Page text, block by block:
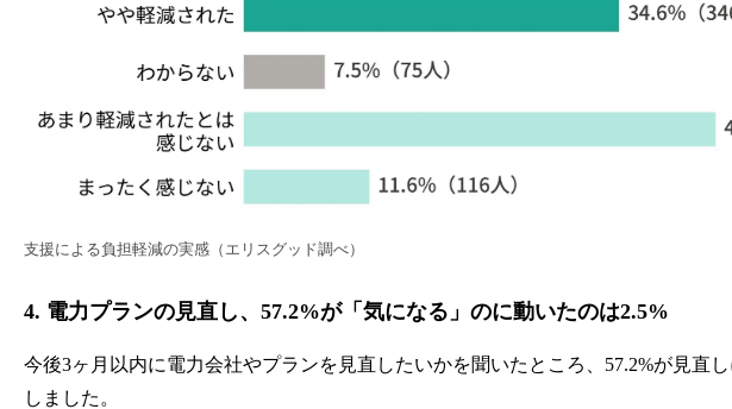
支援による負担軽減の実感（エリスグッド調べ）
4. 電力プランの見直し、57.2%が「気になる」のに動いたのは2.5%
今後3ヶ月以内に電力会社やプランを見直したいかを聞いたところ、57.2%が見直
しました。